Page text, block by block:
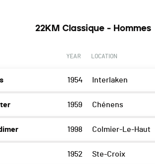
22KM Classique - Hommes
YEAR LOCATION
1954 Interlaken
1959 Chénens
1998 Colmier-Le-Haut
1952 Ste-Croix